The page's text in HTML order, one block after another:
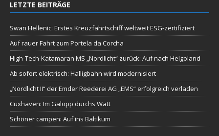
LETZTE BEITRÄGE
Swan Hellenic: Erstes Kreuzfahrtschiff weltweit ESG-zertifiziert
Auf rauer Fahrt zum Portela da Corcha
High-Tech-Katamaran MS „Nordlicht“ zurück: Auf nach Helgoland
Ab sofort elektrisch: Halligbahn wird modernisiert
„Nordlicht II“ der Emder Reederei AG „EMS“ erfolgreich verladen
Cuxhaven: Im Galopp durchs Watt
Schöner campen: Auf ins Baltikum